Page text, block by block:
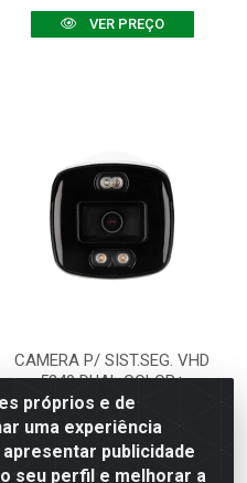
VER PREÇO
CAMERA P/ SIST.SEG. VHD
5240 DUAL COLOR+
Código: 560047
Embalagem: UNIDADE
próprios e de
uma experiência
publicidade
seu perfil e melhorar a